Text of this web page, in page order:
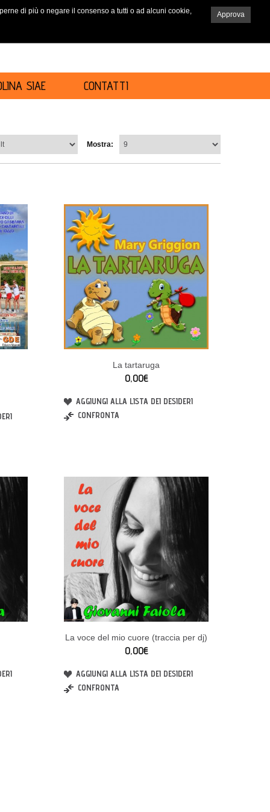
SIAE CONTATTI
Mostra:
La tartaruga
0,00€
AGGIUNGI ALLA LISTA DEI DESIDERI
CONFRONTA
La voce del mio cuore (traccia per dj)
0,00€
AGGIUNGI ALLA LISTA DEI DESIDERI
CONFRONTA
Approva
di più o negare il consenso a tutti o ad alcuni cookie,